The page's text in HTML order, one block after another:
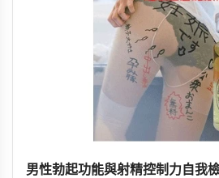
男性勃起功能與射精控制力自我